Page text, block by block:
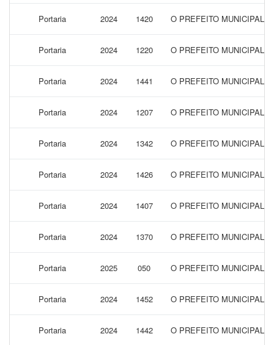
Portaria 2024 1420 O PREFEITO MUNICIPAL
Portaria 2024 1220 O PREFEITO MUNICIPAL
Portaria 2024 1441 O PREFEITO MUNICIPAL
Portaria 2024 1207 O PREFEITO MUNICIPAL
Portaria 2024 1342 O PREFEITO MUNICIPAL
Portaria 2024 1426 O PREFEITO MUNICIPAL
Portaria 2024 1407 O PREFEITO MUNICIPAL
Portaria 2024 1370 O PREFEITO MUNICIPAL
Portaria 2025 050 O PREFEITO MUNICIPAL
Portaria 2024 1452 O PREFEITO MUNICIPAL
Portaria 2024 1442 O PREFEITO MUNICIPAL